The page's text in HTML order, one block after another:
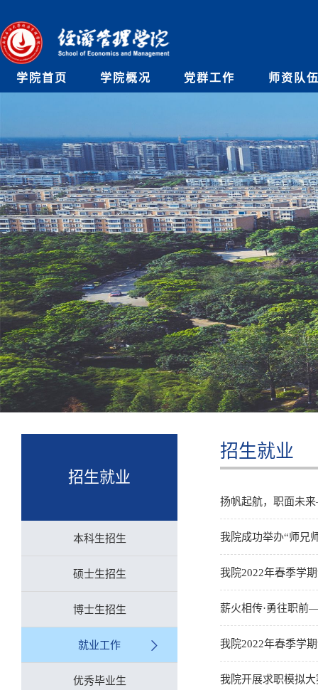
学院首页 学院概况 党群工作 师资队
招生就业
本科生招生
硕士生招生
博士生招生
就业工作
优秀毕业生
招生就业
扬帆起航，职面未
我院成功举办“师兄
我院2022年春季学
薪火相传·勇往职前
我院2022年春季学
我院开展求职模拟大